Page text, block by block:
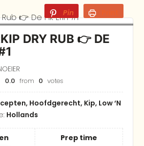
Pin
DRY RUB 👉 DE
0.0 from 0 votes
Hoofdgerecht, Kip, Low ‘N
Hollands
Prep time